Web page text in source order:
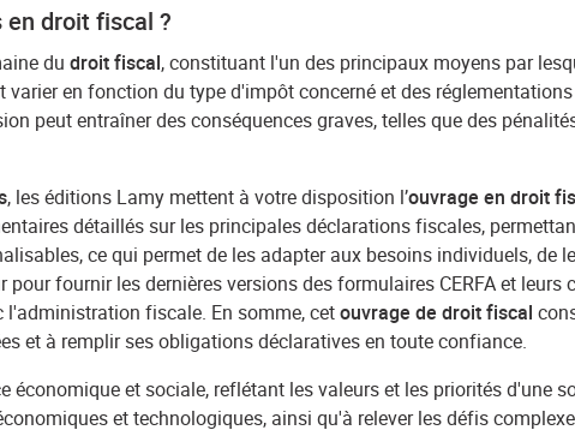
droit fiscal ?
du droit fiscal, constituant l'un des principaux moyens par
en fonction du type d'impôt concerné et des
peut entraîner des conséquences graves, telles que des
, les éditions Lamy mettent à votre disposition l’ouvrage en droit
détaillés sur les principales déclarations fiscales,
ce qui permet de les adapter aux besoins individuels, de
fournir les dernières versions des formulaires CERFA et leurs
fiscale. En somme, cetouvrage de droit fiscal
et à remplir ses obligations déclaratives en toute confiance.
économique et sociale, reflétant les valeurs et les priorités d'une
et technologiques, ainsi qu'à relever les défis